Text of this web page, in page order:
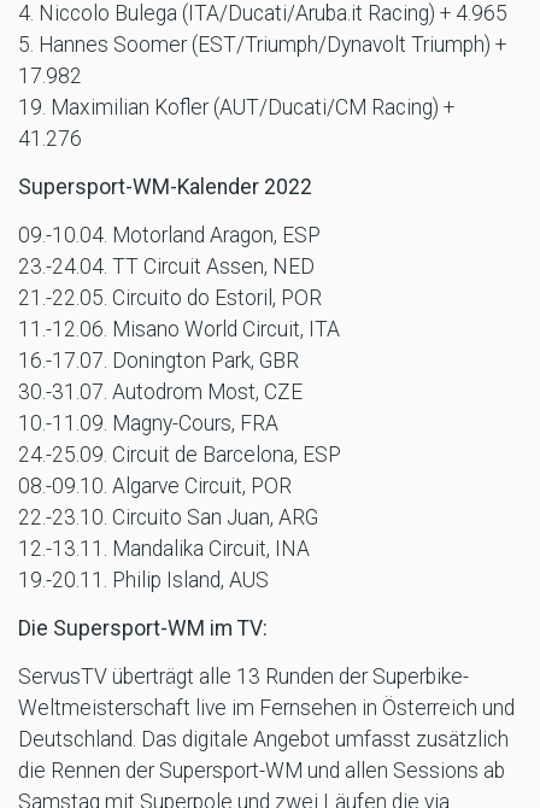
4. Niccolo Bulega (ITA/Ducati/Aruba.it Racing) + 4.965
5. Hannes Soomer (EST/Triumph/Dynavolt Triumph) +
17.982
19. Maximilian Kofler (AUT/Ducati/CM Racing) +
41.276
Supersport-WM-Kalender 2022
09.-10.04. Motorland Aragon, ESP
23.-24.04. TT Circuit Assen, NED
21.-22.05. Circuito do Estoril, POR
11.-12.06. Misano World Circuit, ITA
16.-17.07. Donington Park, GBR
30.-31.07. Autodrom Most, CZE
10.-11.09. Magny-Cours, FRA
24.-25.09. Circuit de Barcelona, ESP
08.-09.10. Algarve Circuit, POR
22.-23.10. Circuito San Juan, ARG
12.-13.11. Mandalika Circuit, INA
19.-20.11. Philip Island, AUS
Die Supersport-WM im TV:
ServusTV überträgt alle 13 Runden der Superbike-
Weltmeisterschaft live im Fernsehen in Österreich und
Deutschland. Das digitale Angebot umfasst zusätzlich
die Rennen der Supersport-WM und allen Sessions ab
Samstag mit Superpole und zwei Läufen die via